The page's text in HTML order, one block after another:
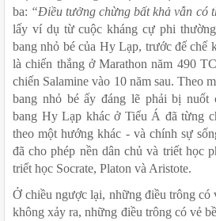
ba: “Điều tưởng chừng bất khả vẫn có
lấy ví dụ từ cuộc kháng cự phi
bang nhỏ bé của Hy Lạp, trước đế
là chiến thắng ở Marathon năm 490
chiến Salamine vào 10 năm sau. Theo
bang nhỏ bé ấy đáng lẽ phải bị nuốt
bang Hy Lạp khác ở Tiểu Á đã từng
theo một hướng khác - và chính sự
đã cho phép nền dân chủ và triết học
triết học Socrate, Platon và Aristote.
Ở chiều ngược lại, những điều trông có
không xảy ra, những điều trông có vẻ